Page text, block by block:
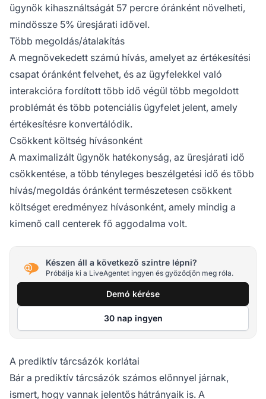
ügynök kihasználtságát 57 percre óránként növelheti,
mindössze 5% üresjárati idővel.
Több megoldás/átalakítás
A megnövekedett számú hívás, amelyet az értékesítési
csapat óránként felvehet, és az ügyfelekkel való
interakcióra fordított több idő végül több megoldott
problémát és több potenciális ügyfelet jelent, amely
értékesítésre konvertálódik.
Csökkent költség hívásonként
A maximalizált ügynök hatékonyság, az üresjárati idő
csökkentése, a több tényleges beszélgetési idő és több
hívás/megoldás óránként természetesen csökkent
költséget eredményez hívásonként, amely mindig a
kimenő call centerek fő aggodalma volt.
Készen áll a következő szintre lépni?
Próbálja ki a LiveAgentet ingyen és győződjön meg róla.
Demó kérése
30 nap ingyen
A prediktív tárcsázók korlátai
Bár a prediktív tárcsázók számos előnnyel járnak,
ismert, hogy vannak jelentős hátrányaik is. A